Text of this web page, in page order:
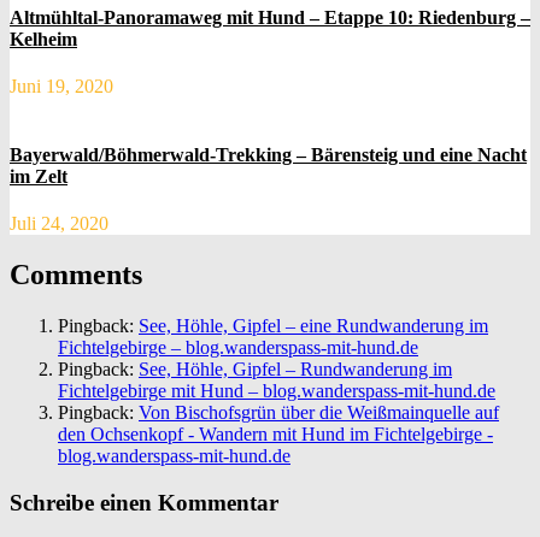
Altmühltal-Panoramaweg mit Hund – Etappe 10: Riedenburg –
Kelheim
Juni 19, 2020
Bayerwald/Böhmerwald-Trekking – Bärensteig und eine Nacht
im Zelt
Juli 24, 2020
Comments
Pingback: See, Höhle, Gipfel – eine Rundwanderung im
Fichtelgebirge – blog.wanderspass-mit-hund.de
Pingback: See, Höhle, Gipfel – Rundwanderung im
Fichtelgebirge mit Hund – blog.wanderspass-mit-hund.de
Pingback: Von Bischofsgrün über die Weißmainquelle auf
den Ochsenkopf - Wandern mit Hund im Fichtelgebirge -
blog.wanderspass-mit-hund.de
Schreibe einen Kommentar